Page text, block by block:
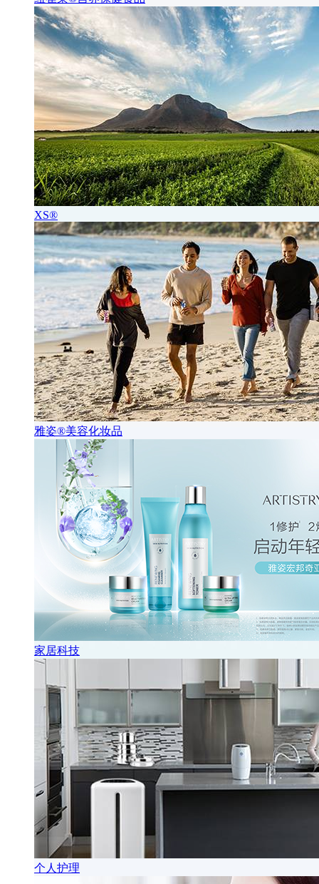
XS®
雅姿®美容化妆品
家居科技
个人护理